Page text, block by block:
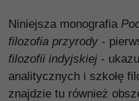
Niniejsza monografia
filozofia przyrody -
filozofii indyjskiej -
analitycznych i szkołę
znajdzie tu również